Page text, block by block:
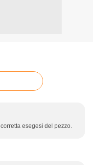
esegesi del pezzo.